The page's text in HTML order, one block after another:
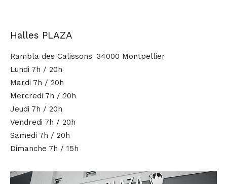
Halles PLAZA
Rambla des Calissons 34000 Montpellier
Lundi 7h / 20h
Mardi 7h / 20h
Mercredi 7h / 20h
Jeudi 7h / 20h
Vendredi 7h / 20h
Samedi 7h / 20h
Dimanche 7h / 15h